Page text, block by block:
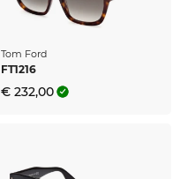
Tom Ford
FT1216
€ 232,00